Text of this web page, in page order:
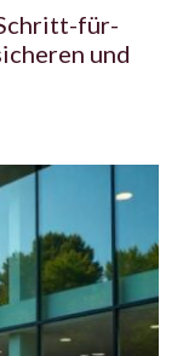
für-
und